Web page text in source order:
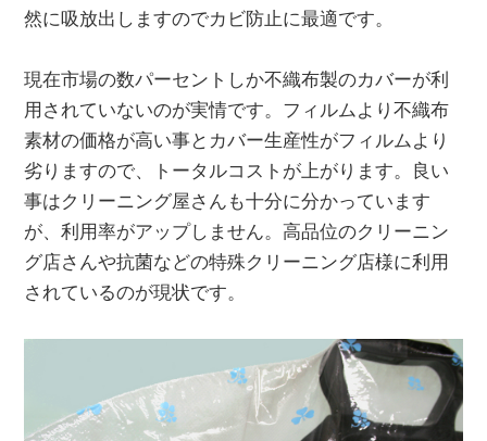
然に吸放出しますのでカビ防止に最適です。
現在市場の数パーセントしか不織布製のカバーが利
用されていないのが実情です。フィルムより不織布
素材の価格が高い事とカバー生産性がフィルムより
劣りますので、トータルコストが上がります。良い
事はクリーニング屋さんも十分に分かっています
が、利用率がアップしません。高品位のクリーニン
グ店さんや抗菌などの特殊クリーニング店様に利用
されているのが現状です。